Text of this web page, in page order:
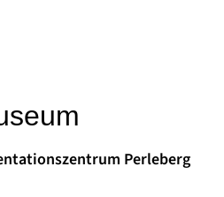
Perleberg